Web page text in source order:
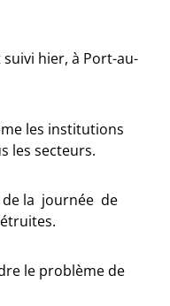
hier, à Port-au-
les institutions
les secteurs.
de la journée de
le problème de